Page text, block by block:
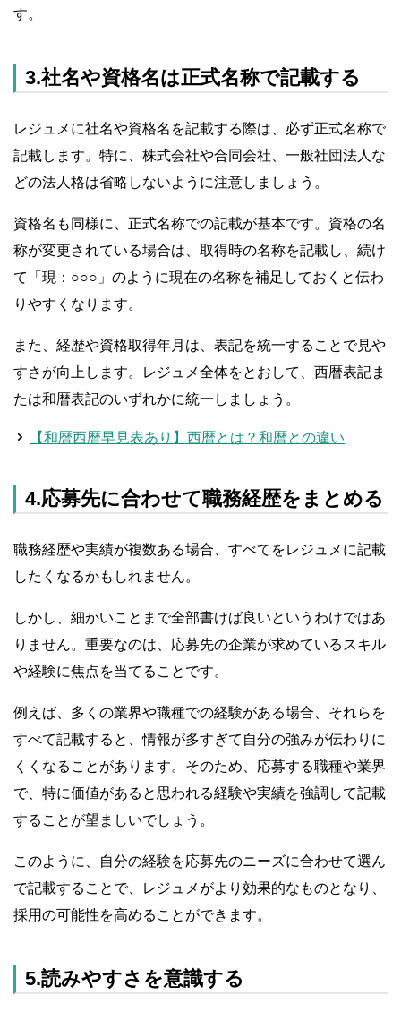
す。
3.社名や資格名は正式名称で記載する
レジュメに社名や資格名を記載する際は、必ず正式名称で
記載します。特に、株式会社や合同会社、一般社団法人な
どの法人格は省略しないように注意しましょう。
資格名も同様に、正式名称での記載が基本です。資格の名
称が変更されている場合は、取得時の名称を記載し、続け
て「現：○○○」のように現在の名称を補足しておくと伝わ
りやすくなります。
また、経歴や資格取得年月は、表記を統一することで見や
すさが向上します。レジュメ全体をとおして、西暦表記ま
たは和暦表記のいずれかに統一しましょう。
【和暦西暦早見表あり】西暦とは？和暦との違い
4.応募先に合わせて職務経歴をまとめる
職務経歴や実績が複数ある場合、すべてをレジュメに記載
したくなるかもしれません。
しかし、細かいことまで全部書けば良いというわけではあ
りません。重要なのは、応募先の企業が求めているスキル
や経験に焦点を当てることです。
例えば、多くの業界や職種での経験がある場合、それらを
すべて記載すると、情報が多すぎて自分の強みが伝わりに
くくなることがあります。そのため、応募する職種や業界
で、特に価値があると思われる経験や実績を強調して記載
することが望ましいでしょう。
このように、自分の経験を応募先のニーズに合わせて選ん
で記載することで、レジュメがより効果的なものとなり、
採用の可能性を高めることができます。
5.読みやすさを意識する